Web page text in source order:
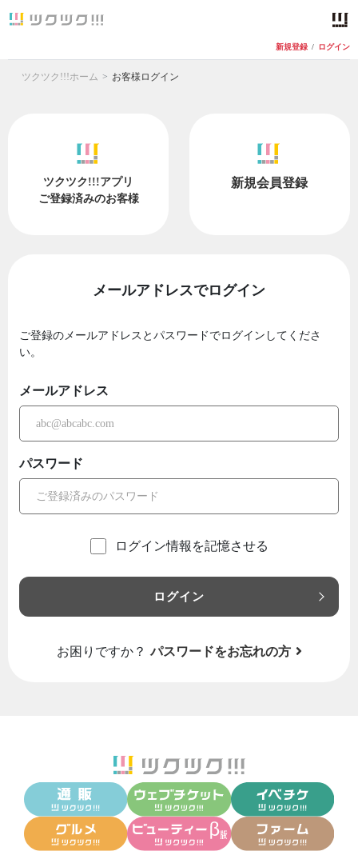
新規登録 / ログイン
ツクツク!!!ホーム お客様ログイン
ツクツク!!!アプリ
ご登録済みのお客様
新規会員登録
メールアドレスでログイン
ご登録のメールアドレスとパスワードでログインしてくださ
い。
メールアドレス
パスワード
ログイン情報を記憶させる
ログイン
お困りですか？ パスワードをお忘れの方